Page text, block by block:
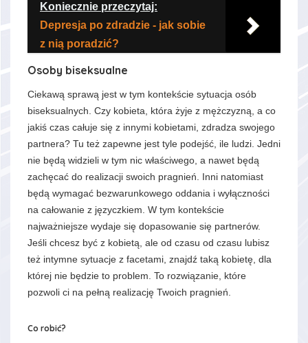
Koniecznie przeczytaj:
Depresja po zdradzie - jak sobie
z nią poradzić?
Osoby biseksualne
Ciekawą sprawą jest w tym kontekście sytuacja osób
biseksualnych. Czy kobieta, która żyje z mężczyzną, a co
jakiś czas całuje się z innymi kobietami, zdradza swojego
partnera? Tu też zapewne jest tyle podejść, ile ludzi. Jedni
nie będą widzieli w tym nic właściwego, a nawet będą
zachęcać do realizacji swoich pragnień. Inni natomiast
będą wymagać bezwarunkowego oddania i wyłączności
na całowanie z języczkiem. W tym kontekście
najważniejsze wydaje się dopasowanie się partnerów.
Jeśli chcesz być z kobietą, ale od czasu od czasu lubisz
też intymne sytuacje z facetami, znajdź taką kobietę, dla
której nie będzie to problem. To rozwiązanie, które
pozwoli ci na pełną realizację Twoich pragnień.
Co robić?